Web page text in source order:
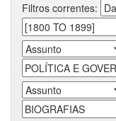
Filtros correntes: